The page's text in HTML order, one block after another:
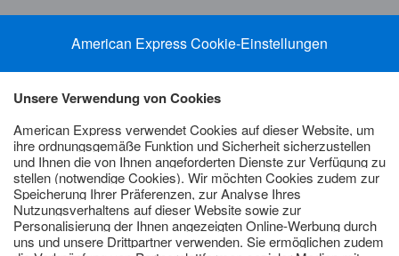
Fehler aufgetreten.
versuchen Sie es später erneut.
Sie können auch gerne folgenden Link verwenden um
eine Karte zu beantragen:
https://www.americanexpress.com/de/kreditkarte/alle-
kreditkarten/